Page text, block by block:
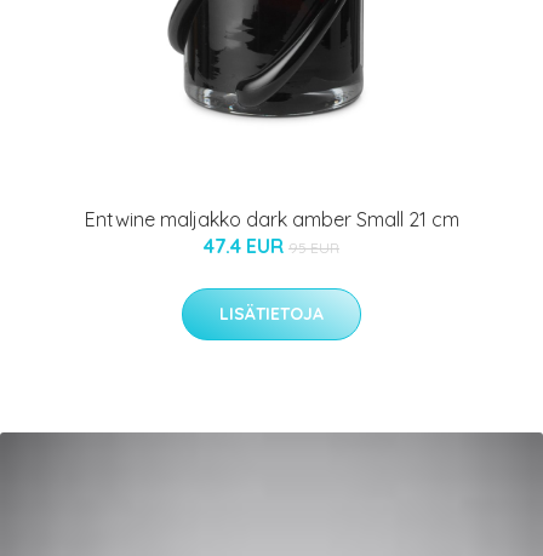
Entwine maljakko dark amber Small 21 cm
47.4 EUR 95 EUR
LISÄTIETOJA